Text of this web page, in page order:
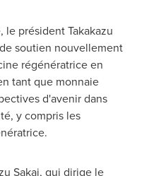
le présidentTakakazu
soutien nouvellement
régénératrice en
tant que monnaie
d'avenir dans
y compris les
Sakai, qui dirige le